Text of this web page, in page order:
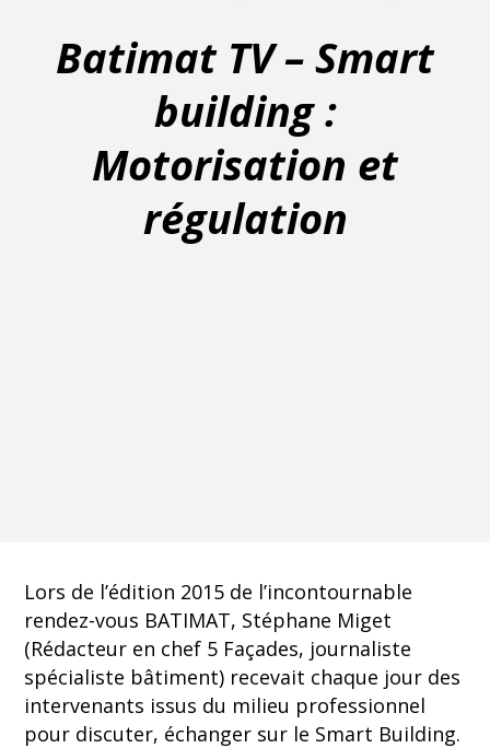
Batimat TV – Smart
building :
Motorisation et
régulation
Lors de l’édition 2015 de l’incontournable
rendez-vous BATIMAT, Stéphane Miget
(Rédacteur en chef 5 Façades, journaliste
spécialiste bâtiment) recevait chaque jour des
intervenants issus du milieu professionnel
pour discuter, échanger sur le Smart Building.